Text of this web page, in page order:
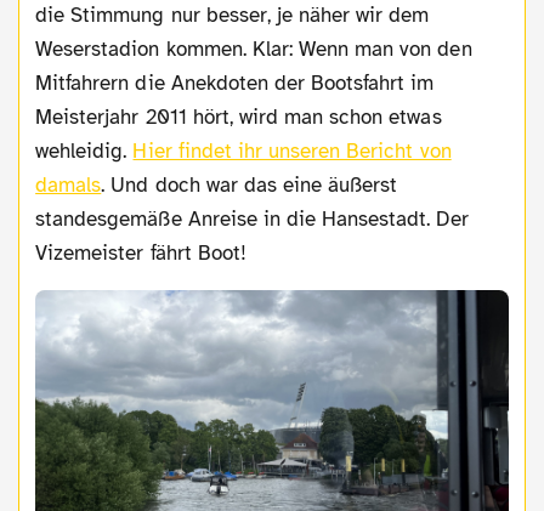
die Stimmung nur besser, je näher wir dem
Weserstadion kommen. Klar: Wenn man von den
Mitfahrern die Anekdoten der Bootsfahrt im
Meisterjahr 2011 hört, wird man schon etwas
wehleidig. Hier findet ihr unseren Bericht von
damals. Und doch war das eine äußerst
standesgemäße Anreise in die Hansestadt. Der
Vizemeister fährt Boot!